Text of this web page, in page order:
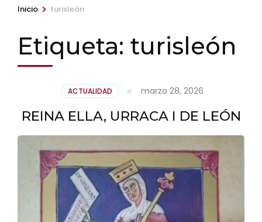
Inicio > turisleón
Etiqueta: turisleón
ACTUALIDAD marzo 28, 2026
REINA ELLA, URRACA I DE LEÓN